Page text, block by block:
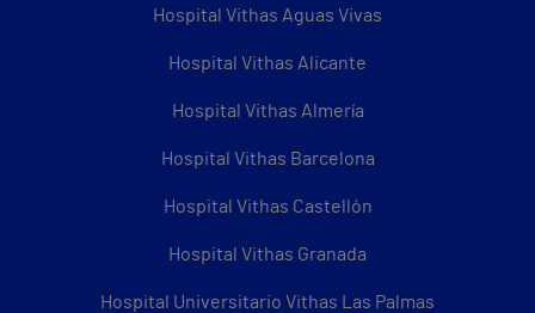
Hospital Vithas Aguas Vivas
Hospital Vithas Alicante
Hospital Vithas Almería
Hospital Vithas Barcelona
Hospital Vithas Castellón
Hospital Vithas Granada
Hospital Universitario Vithas Las Palmas